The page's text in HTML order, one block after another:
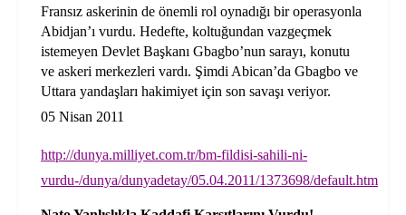
Fransız askerinin de önemli rol oynadığı bir operasyonla
Abidjan’ı vurdu. Hedefte, koltuğundan vazgeçmek
istemeyen Devlet Başkanı Gbagbo’nun sarayı, konutu
ve askeri merkezleri vardı. Şimdi Abican’da Gbagbo ve
Uttara yandaşları hakimiyet için son savaşı veriyor.
05 Nisan 2011
http://dunya.milliyet.com.tr/bm-fildisi-sahili-ni-
vurdu-/dunya/dunyadetay/05.04.2011/1373698/default.htm